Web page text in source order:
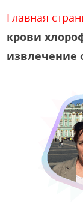
Главная
крови
извлечение